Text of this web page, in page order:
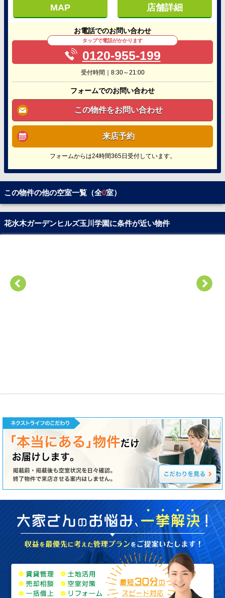
MAP 店舗詳細
お電話でのお問い合わせ
タップで電話がかかります
0120-955-199
受付時間｜8:30～21:00
フォームでのお問い合わせ
この物件をお問い合わせ
来店予約
フォームからは24時間365日受付しています。
この物件の他の空室一覧（全0室）
花水木ガーデンヒルズ玉川学園に条件が近い物件